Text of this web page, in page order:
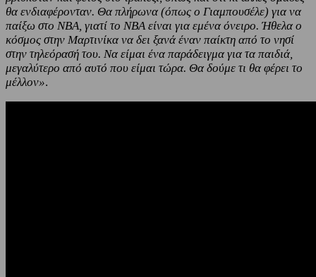
θα ενδιαφέρονταν. Θα πλήρωνα (όπως ο Γιαμπουσέλε) για να
παίξω στο NBA, γιατί το NBA είναι για εμένα όνειρο. Ήθελα ο
κόσμος στην Μαρτινίκα να δει ξανά έναν παίκτη από το νησί
στην τηλεόρασή του. Να είμαι ένα παράδειγμα για τα παιδιά,
μεγαλύτερο από αυτό που είμαι τώρα. Θα δούμε τι θα φέρει το
μέλλον».